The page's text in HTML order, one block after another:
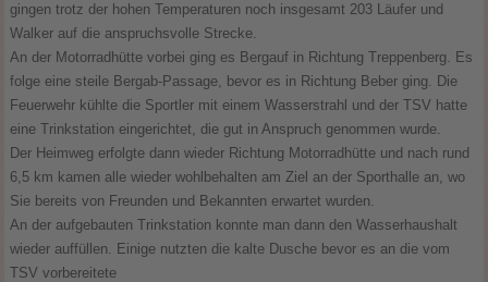
gingen trotz der hohen Temperaturen noch insgesamt 203 Läufer und
Walker auf die anspruchsvolle Strecke.
An der Motorradhütte vorbei ging es Bergauf in Richtung Treppenberg. Es
folge eine steile Bergab-Passage, bevor es in Richtung Beber ging. Die
Feuerwehr kühlte die Sportler mit einem Wasserstrahl und der TSV hatte
eine Trinkstation eingerichtet, die gut in Anspruch genommen wurde.
Der Heimweg erfolgte dann wieder Richtung Motorradhütte und nach rund
6,5 km kamen alle wieder wohlbehalten am Ziel an der Sporthalle an, wo
Sie bereits von Freunden und Bekannten erwartet wurden.
An der aufgebauten Trinkstation konnte man dann den Wasserhaushalt
wieder auffüllen. Einige nutzten die kalte Dusche bevor es an die vom
TSV vorbereitete